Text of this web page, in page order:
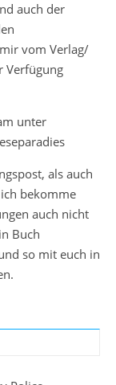
auch der
vom Verlag/
Verfügung
unter
als auch
bekomme
auch nicht
Buch
so mit euch in